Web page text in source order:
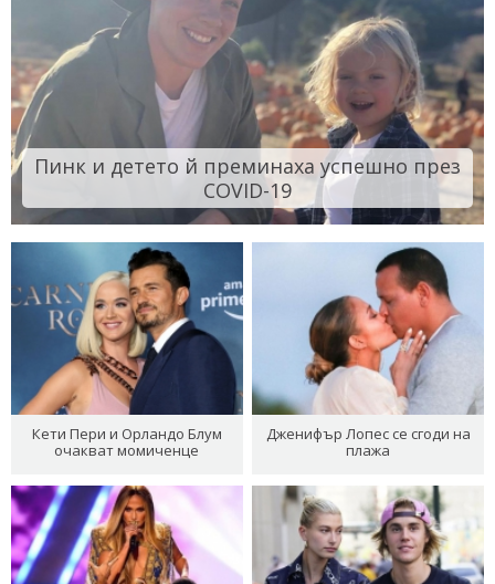
Пинк и детето й преминаха успешно през
COVID-19
Кети Пери и Орландо Блум
очакват момиченце
Дженифър Лопес се сгоди на
плажа